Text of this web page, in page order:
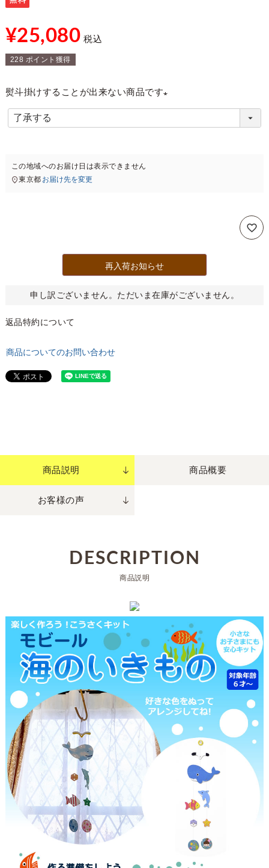
¥25,080 税込
228 ポイント獲得
熨斗掛けすることが出来ない商品です
必
この地域へのお届け日は表示できません
東京都 お届け先を変更
再入荷お知らせ
申し訳ございません。ただいま在庫がございません。
返品特約について
商品についてのお問い合わせ
商品説明 商品概要
お客様の声
DESCRIPTION
商品説明